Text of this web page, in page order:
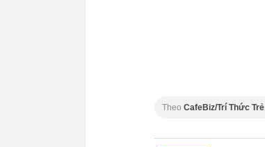
Theo CafeBiz/Trí Thức Trẻ